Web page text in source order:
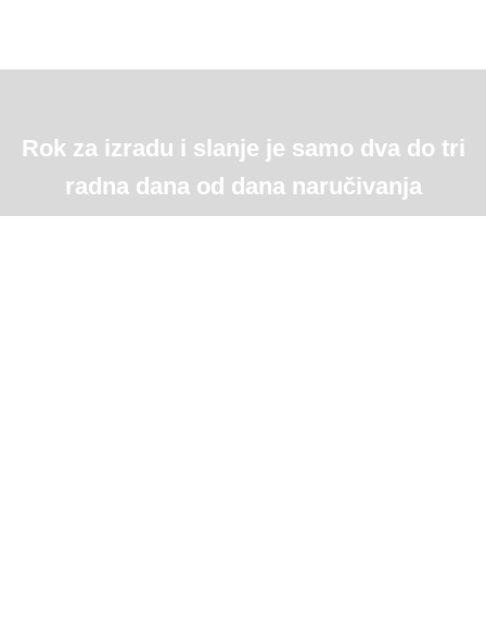
Rok za izradu i slanje je samo dva do tri
radna dana od dana naručivanja